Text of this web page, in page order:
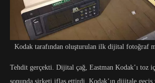
Kodak tarafından oluşturulan ilk dijital fotoğraf
Tehdit gerçekti. Dijital çağ, Eastman Kodak’ı toz
sonunda şirketi iflas ettirdi. Kodak’ın dijitale geçiş